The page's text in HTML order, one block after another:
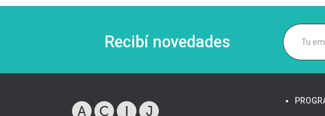
Recibí novedades